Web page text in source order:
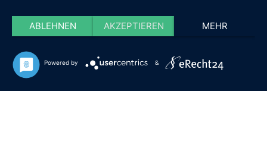
ABLEHNEN AKZEPTIEREN MEHR
Powered by &